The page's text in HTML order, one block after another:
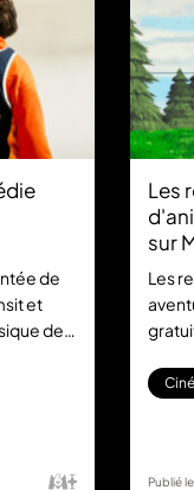
de
et
de
Les
sur
Les
Publié